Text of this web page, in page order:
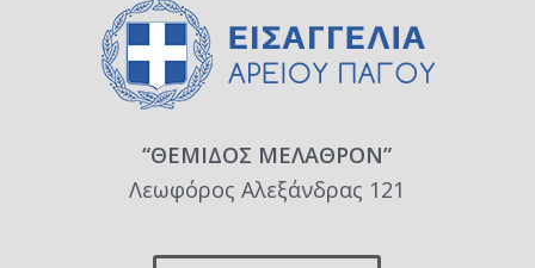
“ΘΕΜΙΔΟΣ ΜΕΛΑΘΡΟΝ”
Λεωφόρος Αλεξάνδρας 121